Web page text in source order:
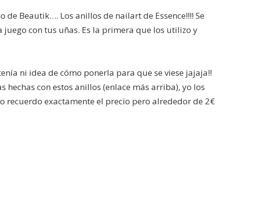
Beautik…. Los anillos de nailart de Essence!!!! Se
con tus uñas. Es la primera que los utilizo y
ni idea de cómo ponerla para que se viese jajaja!!
con estos anillos (enlace más arriba), yo los
recuerdo exactamente el precio pero alrededor de 2€